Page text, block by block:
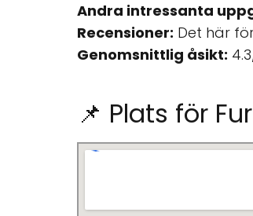
Andra intressanta
Recensioner: Det här
Genomsnittlig åsikt:
📌 Plats för